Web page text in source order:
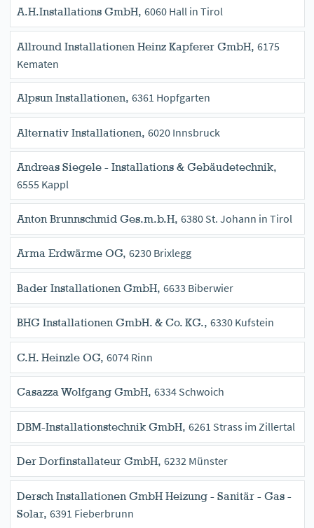
A.H.Installations GmbH, 6060 Hall in Tirol
Allround Installationen Heinz Kapferer GmbH, 6175
Kematen
Alpsun Installationen, 6361 Hopfgarten
Alternativ Installationen, 6020 Innsbruck
Andreas Siegele - Installations & Gebäudetechnik,
6555 Kappl
Anton Brunnschmid Ges.m.b.H, 6380 St. Johann in Tirol
Arma Erdwärme OG, 6230 Brixlegg
Bader Installationen GmbH, 6633 Biberwier
BHG Installationen GmbH. & Co. KG., 6330 Kufstein
C.H. Heinzle OG, 6074 Rinn
Casazza Wolfgang GmbH, 6334 Schwoich
DBM-Installationstechnik GmbH, 6261 Strass im Zillertal
Der Dorfinstallateur GmbH, 6232 Münster
Dersch Installationen GmbH Heizung - Sanitär - Gas -
Solar, 6391 Fieberbrunn